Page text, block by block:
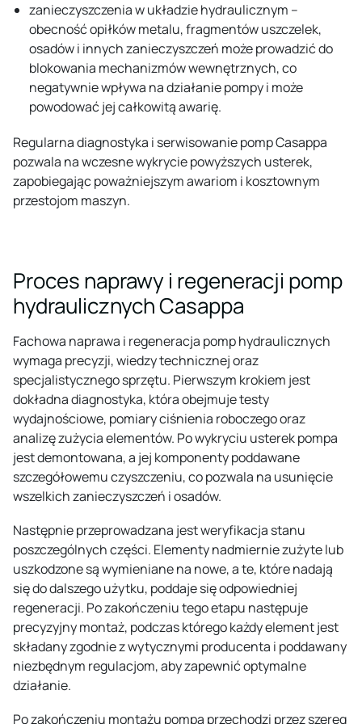
zanieczyszczenia w układzie hydraulicznym –
obecność opiłków metalu, fragmentów uszczelek,
osadów i innych zanieczyszczeń może prowadzić do
blokowania mechanizmów wewnętrznych, co
negatywnie wpływa na działanie pompy i może
powodować jej całkowitą awarię.
Regularna diagnostyka i serwisowanie pomp Casappa
pozwala na wczesne wykrycie powyższych usterek,
zapobiegając poważniejszym awariom i kosztownym
przestojom maszyn.
Proces naprawy i regeneracji pomp
hydraulicznych Casappa
Fachowa naprawa i regeneracja pomp hydraulicznych
wymaga precyzji, wiedzy technicznej oraz
specjalistycznego sprzętu. Pierwszym krokiem jest
dokładna diagnostyka, która obejmuje testy
wydajnościowe, pomiary ciśnienia roboczego oraz
analizę zużycia elementów. Po wykryciu usterek pompa
jest demontowana, a jej komponenty poddawane
szczegółowemu czyszczeniu, co pozwala na usunięcie
wszelkich zanieczyszczeń i osadów.
Następnie przeprowadzana jest weryfikacja stanu
poszczególnych części. Elementy nadmiernie zużyte lub
uszkodzone są wymieniane na nowe, a te, które nadają
się do dalszego użytku, poddaje się odpowiedniej
regeneracji. Po zakończeniu tego etapu następuje
precyzyjny montaż, podczas którego każdy element jest
składany zgodnie z wytycznymi producenta i poddawany
niezbędnym regulacjom, aby zapewnić optymalne
działanie.
Po zakończeniu montażu pompa przechodzi przez szereg